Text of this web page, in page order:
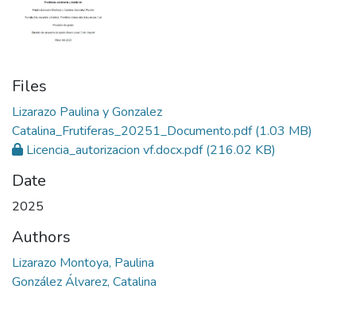
Files
Lizarazo Paulina y Gonzalez
Catalina_Frutiferas_20251_Documento.pdf(1.03 MB)
Licencia_autorizacion vf.docx.pdf(216.02 KB)
Date
2025
Authors
Lizarazo Montoya, Paulina
González Álvarez, Catalina